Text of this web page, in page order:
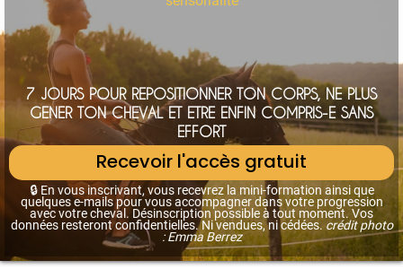
7 JOURS POUR REPOSITIONNER TON CORPS, NE PLUS
GENER TON CHEVAL ET ETRE ENFIN COMPRIS-E SANS
EFFORT
Recevoir l'accès gratuit
🔒En vous inscrivant, vous recevrez la mini-formation ainsi que
quelques e-mails pour vous accompagner dans votre progression
avec votre cheval. Désinscription possible à tout moment. Vos
données resteront confidentielles. Ni vendues, ni cédées. crédit photo
: Emma Berrez